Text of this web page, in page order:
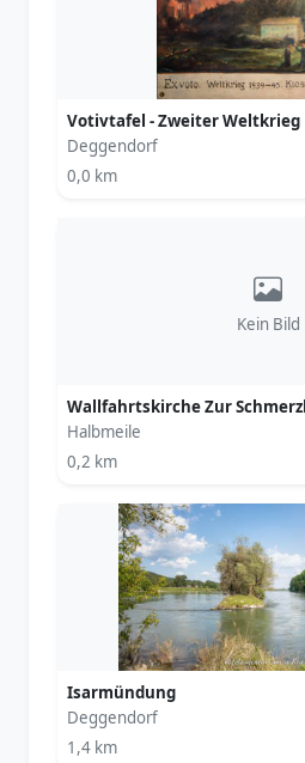
Votivtafel - Zweiter Weltkrieg
Deggendorf
0,0 km
Kein Bild
Wallfahrtskirche Zur
Halbmeile
0,2 km
Isarmündung
Deggendorf
1,4 km